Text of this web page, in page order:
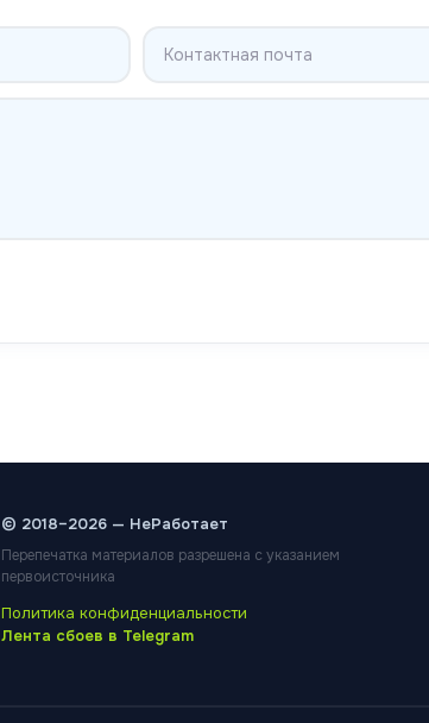
© 2018–2026 — НеРаботает
Перепечатка материалов разрешена с указанием
первоисточника
Политика конфиденциальности
Лента сбоев в Telegram